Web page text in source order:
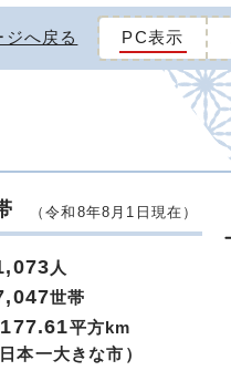
ジへ戻る PC表示
（令和8年8月1日現在）
人
世帯
平方km
日本一大きな市）